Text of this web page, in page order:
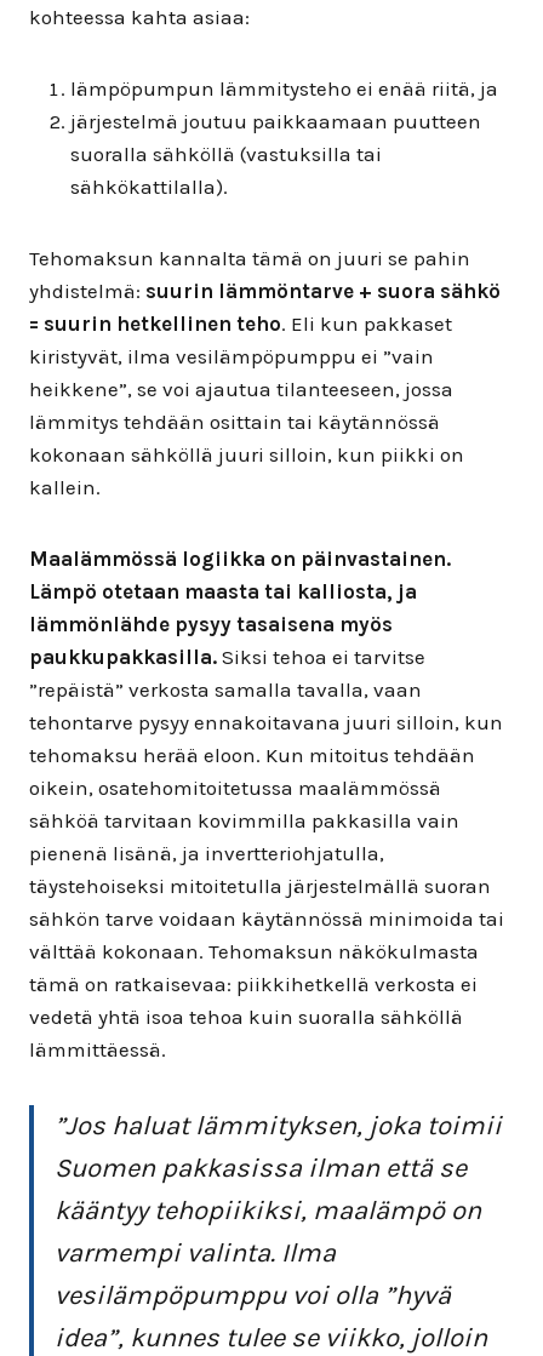
kohteessa kahta asiaa:
lämpöpumpun lämmitysteho ei enää riitä, ja
järjestelmä joutuu paikkaamaan puutteen
suoralla sähköllä (vastuksilla tai
sähkökattilalla).
Tehomaksun kannalta tämä on juuri se pahin
yhdistelmä: suurin lämmöntarve + suora sähkö
= suurin hetkellinen teho. Eli kun pakkaset
kiristyvät, ilma vesilämpöpumppu ei ”vain
heikkene”, se voi ajautua tilanteeseen, jossa
lämmitys tehdään osittain tai käytännössä
kokonaan sähköllä juuri silloin, kun piikki on
kallein.
Maalämmössä logiikka on päinvastainen.
Lämpö otetaan maasta tai kalliosta, ja
lämmönlähde pysyy tasaisena myös
paukkupakkasilla. Siksi tehoa ei tarvitse
”repäistä” verkosta samalla tavalla, vaan
tehontarve pysyy ennakoitavana juuri silloin, kun
tehomaksu herää eloon. Kun mitoitus tehdään
oikein, osatehomitoitetussa maalämmössä
sähköä tarvitaan kovimmilla pakkasilla vain
pienenä lisänä, ja invertteriohjatulla,
täystehoiseksi mitoitetulla järjestelmällä suoran
sähkön tarve voidaan käytännössä minimoida tai
välttää kokonaan. Tehomaksun näkökulmasta
tämä on ratkaisevaa: piikkihetkellä verkosta ei
vedetä yhtä isoa tehoa kuin suoralla sähköllä
lämmittäessä.
”Jos haluat lämmityksen, joka toimii
Suomen pakkasissa ilman että se
kääntyy tehopiikiksi, maalämpö on
varmempi valinta. Ilma
vesilämpöpumppu voi olla ”hyvä
idea”, kunnes tulee se viikko, jolloin